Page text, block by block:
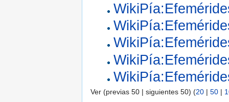
Ver (previas 50 | siguientes 50) (20 | 50 |